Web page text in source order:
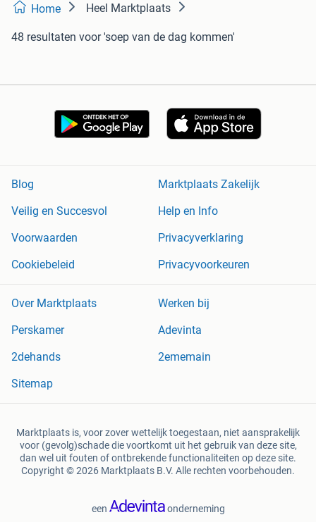
Home Heel Marktplaats
48 resultaten voor 'soep van de dag kommen'
Blog
Marktplaats Zakelijk
Veilig en Succesvol
Help en Info
Voorwaarden
Privacyverklaring
Cookiebeleid
Privacyvoorkeuren
Over Marktplaats
Werken bij
Perskamer
Adevinta
2dehands
2ememain
Sitemap
Marktplaats is, voor zover wettelijk toegestaan, niet aansprakelijk
voor (gevolg)schade die voortkomt uit het gebruik van deze site,
dan wel uit fouten of ontbrekende functionaliteiten op deze site.
Copyright © 2026 Marktplaats B.V. Alle rechten voorbehouden.
een onderneming